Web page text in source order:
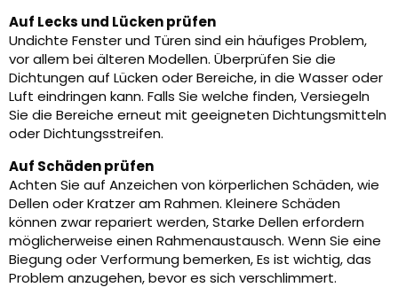
Auf Lecks und Lücken prüfen
Undichte Fenster und Türen sind ein häufiges Problem,
vor allem bei älteren Modellen. Überprüfen Sie die
Dichtungen auf Lücken oder Bereiche, in die Wasser oder
Luft eindringen kann. Falls Sie welche finden, Versiegeln
Sie die Bereiche erneut mit geeigneten Dichtungsmitteln
oder Dichtungsstreifen.
Auf Schäden prüfen
Achten Sie auf Anzeichen von körperlichen Schäden, wie
Dellen oder Kratzer am Rahmen. Kleinere Schäden
können zwar repariert werden, Starke Dellen erfordern
möglicherweise einen Rahmenaustausch. Wenn Sie eine
Biegung oder Verformung bemerken, Es ist wichtig, das
Problem anzugehen, bevor es sich verschlimmert.